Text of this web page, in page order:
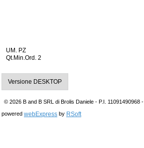
UM. PZ
Qt.Min.Ord. 2
Versione DESKTOP
© 2026 B and B SRL di Brolis Daniele - P.I. 11091490968
powered webExpress by RSoft